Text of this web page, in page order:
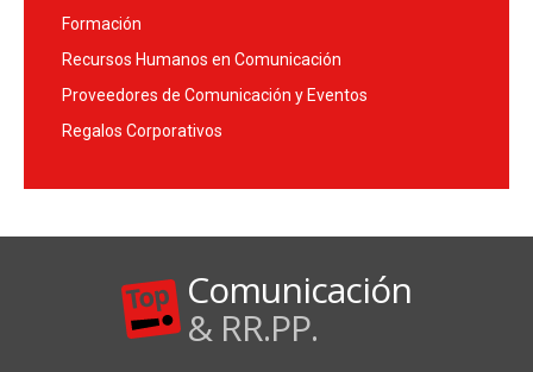
Formación
Recursos Humanos en Comunicación
Proveedores de Comunicación y Eventos
Regalos Corporativos
Comunicación
& RR.PP.